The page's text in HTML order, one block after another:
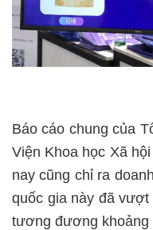
Báo cáo chung của
Viện Khoa học Xã
nay cũng chỉ ra
quốc gia này đã
tương đương khoảng